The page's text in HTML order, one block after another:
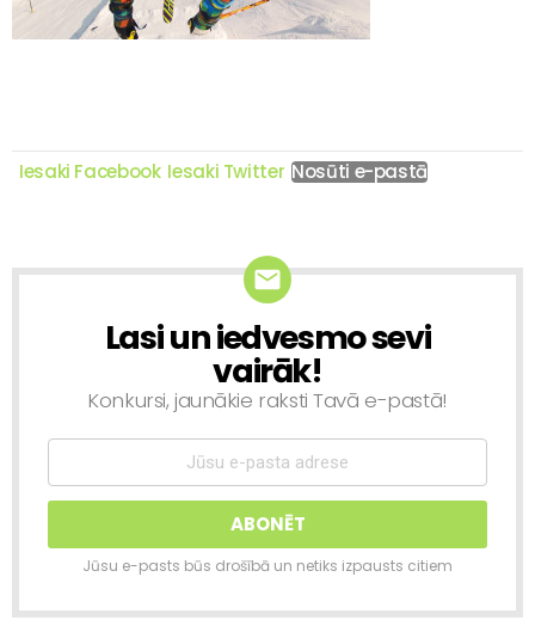
Iesaki Facebook Iesaki Twitter Nosūti e-pastā
NEWSLETTER
Lasi un iedvesmo sevi
vairāk!
Konkursi, jaunākie raksti Tavā e-pastā!
Jūsu e-pasts būs drošībā un netiks izpausts citiem